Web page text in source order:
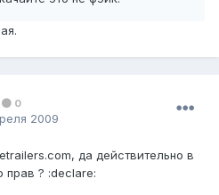
0
2009
да действительно в
прав ? :declare: